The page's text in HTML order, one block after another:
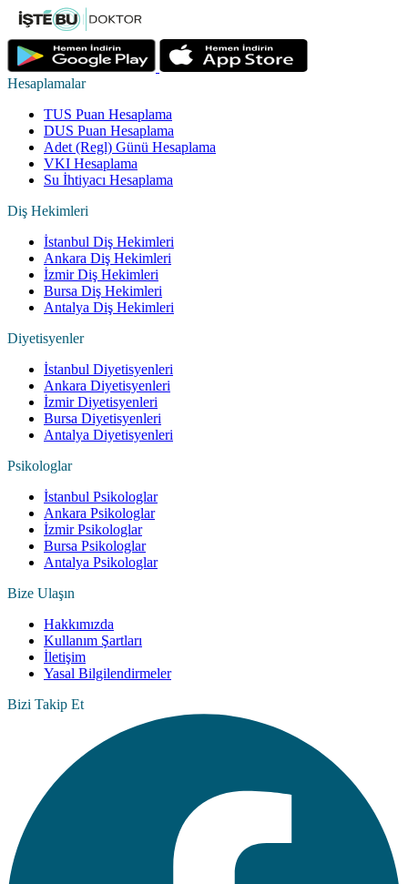
Hesaplamalar
TUS Puan Hesaplama
DUS Puan Hesaplama
Adet (Regl) Günü Hesaplama
VKI Hesaplama
Su İhtiyacı Hesaplama
Diş Hekimleri
İstanbul Diş Hekimleri
Ankara Diş Hekimleri
İzmir Diş Hekimleri
Bursa Diş Hekimleri
Antalya Diş Hekimleri
Diyetisyenler
İstanbul Diyetisyenleri
Ankara Diyetisyenleri
İzmir Diyetisyenleri
Bursa Diyetisyenleri
Antalya Diyetisyenleri
Psikologlar
İstanbul Psikologlar
Ankara Psikologlar
İzmir Psikologlar
Bursa Psikologlar
Antalya Psikologlar
Bize Ulaşın
Hakkımızda
Kullanım Şartları
İletişim
Yasal Bilgilendirmeler
Bizi Takip Et